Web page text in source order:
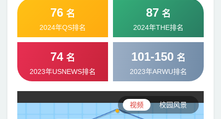
76 名
2024年QS排名
87 名
2024年THE排名
74 名
2023年USNEWS排名
101-150 名
2023年ARWU排名
视频 校园风景